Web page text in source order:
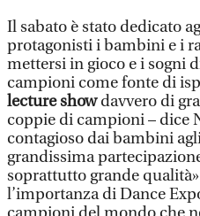
Il sabato è stato dedicato
protagonisti i bambini e i
mettersi in gioco e i sogni
campioni come fonte di
lecture showdavvero di
coppie di campioni – dice
contagioso dai bambini
grandissima
soprattutto grande
l’importanza di Dance